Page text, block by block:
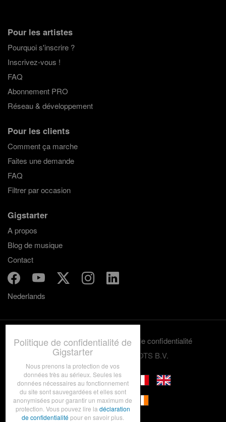
Pour les artistes
Pourquoi s'inscrire ?
Inscrivez-vous !
FAQ
Abonnement PRO
Réseau & développement
Pour les clients
Comment ça marche
Faites une demande
FAQ
Filtrer par occasion
Gigstarter
A propos
Blog de musique
Contact
Nederlands
Termes et conditions
Politique de confidentialité
© 2012-2026 GRASSROOTS B.V.
Politique de confidentialité de
Gigstarter
Nous prenons la protection de vos
données très au sérieux. Seules les
données nécessaires au fonctionnement
du site sont sauvegardées et elles sont
anonymisées pour garantir un maximum de
protection. Vous pouvez lire la déclaration
de confidentialitépour en savoir plus.